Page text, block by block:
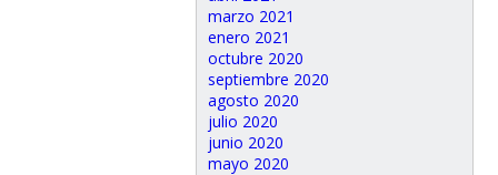
marzo 2021
enero 2021
octubre 2020
septiembre 2020
agosto 2020
julio 2020
junio 2020
mayo 2020